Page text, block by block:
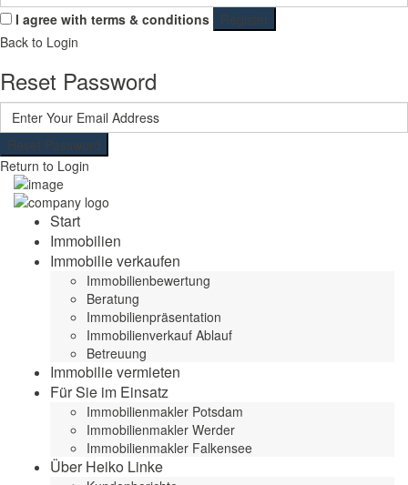
I agree with terms & conditions
Register
Back to Login
Reset Password
Reset Password
Return to Login
Start
Immobilien
Immobilie verkaufen
Immobilienbewertung
Beratung
Immobilienpräsentation
Immobilienverkauf Ablauf
Betreuung
Immobilie vermieten
Für Sie im Einsatz
Immobilienmakler Potsdam
Immobilienmakler Werder
Immobilienmakler Falkensee
Über Heiko Linke